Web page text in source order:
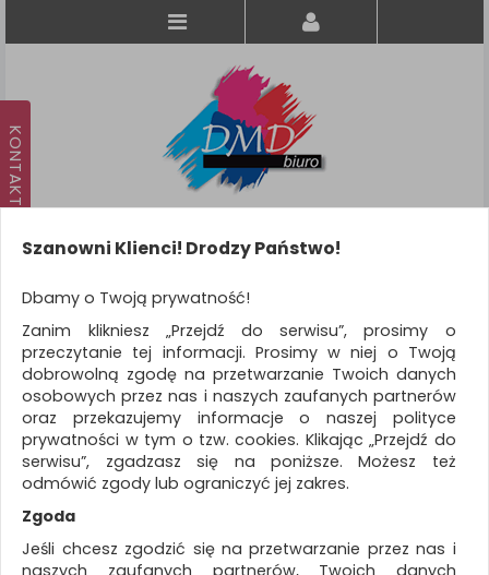
KATEGORIE
WSZYSTKIE KATEGORIE
FILTRY
Więcej
REKLAMA
AKTUALNOŚCI
Szanowni Klienci! Drodzy Państwo!
Dbamy o Twoją prywatność!
Zanim klikniesz „Przejdź do serwisu”, prosimy o
przeczytanie tej informacji. Prosimy w niej o Twoją
dobrowolną zgodę na przetwarzanie Twoich danych
osobowych przez nas i naszych zaufanych partnerów
oraz przekazujemy informacje o naszej polityce
prywatności w tym o tzw. cookies. Klikając „Przejdź do
serwisu”, zgadzasz się na poniższe. Możesz też
odmówić zgody lub ograniczyć jej zakres.
Zgoda
Jeśli chcesz zgodzić się na przetwarzanie przez nas i
naszych zaufanych partnerów, Twoich danych